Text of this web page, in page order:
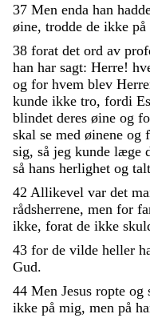
37 Men enda han
øine, trodde de ikke på
38 forat det ord av
han har sagt: Herre!
og for hvem blev
kunde ikke tro, fordi
blindet deres øine og
skal se med øinene og
sig, så jeg kunde læge
så hans herlighet og
42 Allikevel var det
rådsherrene, men for
ikke, forat de ikke
43 for de vilde heller
Gud.
44 Men Jesus ropte og
ikke på mig, men på